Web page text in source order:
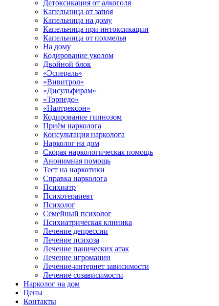
Детоксикация от алкоголя
Капельница от запоя
Капельница на дому
Капельница при интоксикации
Капельница от похмелья
На дому
Кодирование уколом
Двойной блок
«Эспераль»
«Вивитрол»
«Дисульфирам»
«Торпедо»
«Налтрексон»
Кодирование гипнозом
Приём нарколога
Консультация нарколога
Нарколог на дом
Скорая наркологическая помощь
Анонимная помощь
Тест на наркотики
Справка нарколога
Психиатр
Психотерапевт
Психолог
Семейный психолог
Психиатрическая клиника
Лечение депрессии
Лечение психоза
Лечение панических атак
Лечение игромании
Лечение-интернет зависимости
Лечение созависимости
Нарколог на дом
Цены
Контакты